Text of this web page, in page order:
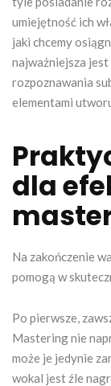
umiejętność ich
jaki chcemy
najważniejsza
rozpoznawania
elementami
dla
Na zakończenie
pomogą w
Po pierwsze,
Mastering nie
może je jedynie
wokal jest źle